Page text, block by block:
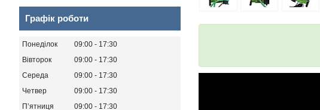
Графік роботи
Понеділок 09:00
17:30
Вівторок
09:00
17:30
Середа
09:00
17:30
Четвер
09:00
17:30
Пʼятниця
09:00
17:30